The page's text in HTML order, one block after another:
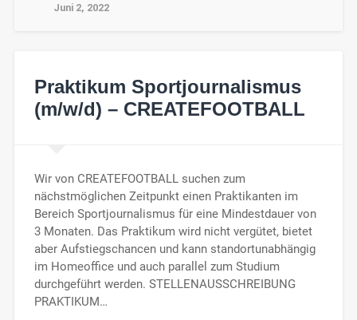
Juni 2, 2022
Praktikum Sportjournalismus
(m/w/d) – CREATEFOOTBALL
Wir von CREATEFOOTBALL suchen zum
nächstmöglichen Zeitpunkt einen Praktikanten im
Bereich Sportjournalismus für eine Mindestdauer von
3 Monaten. Das Praktikum wird nicht vergütet, bietet
aber Aufstiegschancen und kann standortunabhängig
im Homeoffice und auch parallel zum Studium
durchgeführt werden. STELLENAUSSCHREIBUNG
PRAKTIKUM…